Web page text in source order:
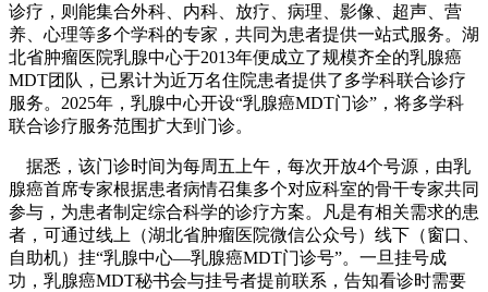
诊疗，则能集合外科、内科、放疗、病理、影像、超声、营
养、心理等多个学科的专家，共同为患者提供一站式服务。湖
北省肿瘤医院乳腺中心于2013年便成立了规模齐全的乳腺癌
MDT团队，已累计为近万名住院患者提供了多学科联合诊疗
服务。2025年，乳腺中心开设“乳腺癌MDT门诊”，将多学科
联合诊疗服务范围扩大到门诊。
据悉，该门诊时间为每周五上午，每次开放4个号源，由乳
腺癌首席专家根据患者病情召集多个对应科室的骨干专家共同
参与，为患者制定综合科学的诊疗方案。凡是有相关需求的患
者，可通过线上（湖北省肿瘤医院微信公众号）线下（窗口、
自助机）挂“乳腺中心—乳腺癌MDT门诊号”。一旦挂号成
功，乳腺癌MDT秘书会与挂号者提前联系，告知看诊时需要